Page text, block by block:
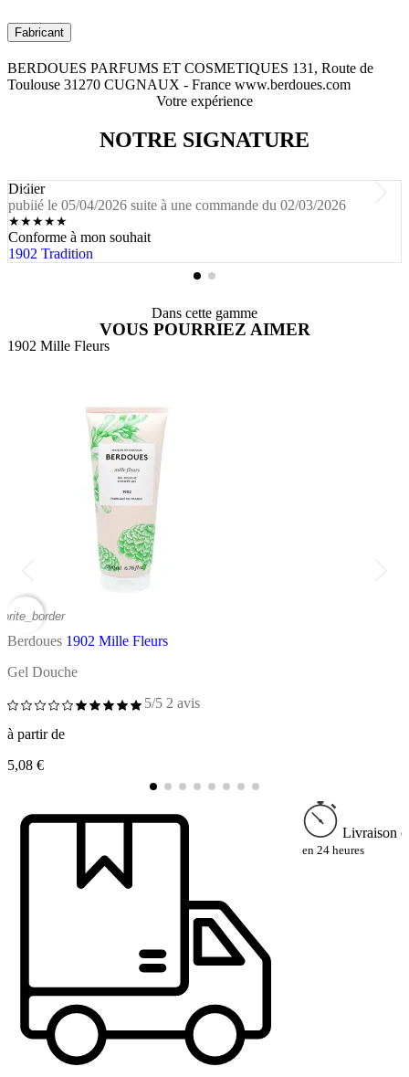
Fabricant
BERDOUES PARFUMS ET COSMETIQUES 131, Route de
Toulouse 31270 CUGNAUX - France www.berdoues.com
Votre expérience
NOTRE SIGNATURE
Didier
publié le 05/04/2026 suite à une commande du 02/03/2026
★★★★★
Conforme à mon souhait
1902 Tradition
Dans cette gamme
VOUS POURRIEZ AIMER
1902 Mille Fleurs
Berdoues 1902 Mille Fleurs
Gel Douche
5/5 2 avis
à partir de
5,08 €
Livraison
en 24 heures